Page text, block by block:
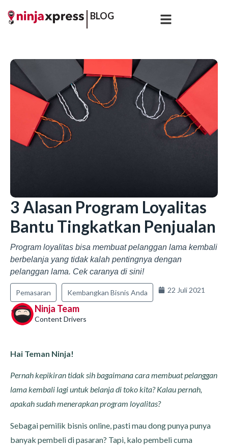
BLOG
3 Alasan Program Loyalitas
Bantu Tingkatkan Penjualan
Program loyalitas bisa membuat pelanggan lama kembali
berbelanja yang tidak kalah pentingnya dengan
pelanggan lama. Cek caranya di sini!
Pemasaran Kembangkan Bisnis Anda 22 Juli 2021
Ninja Team
Content Drivers
Hai Teman Ninja!
Pernah kepikiran tidak sih bagaimana cara membuat pelanggan
lama kembali lagi untuk belanja di toko kita? Kalau pernah,
apakah sudah menerapkan program loyalitas?
Sebagai pemilik bisnis online, pasti mau dong punya punya
banyak pembeli di pasaran? Tapi, kalo pembeli cuma